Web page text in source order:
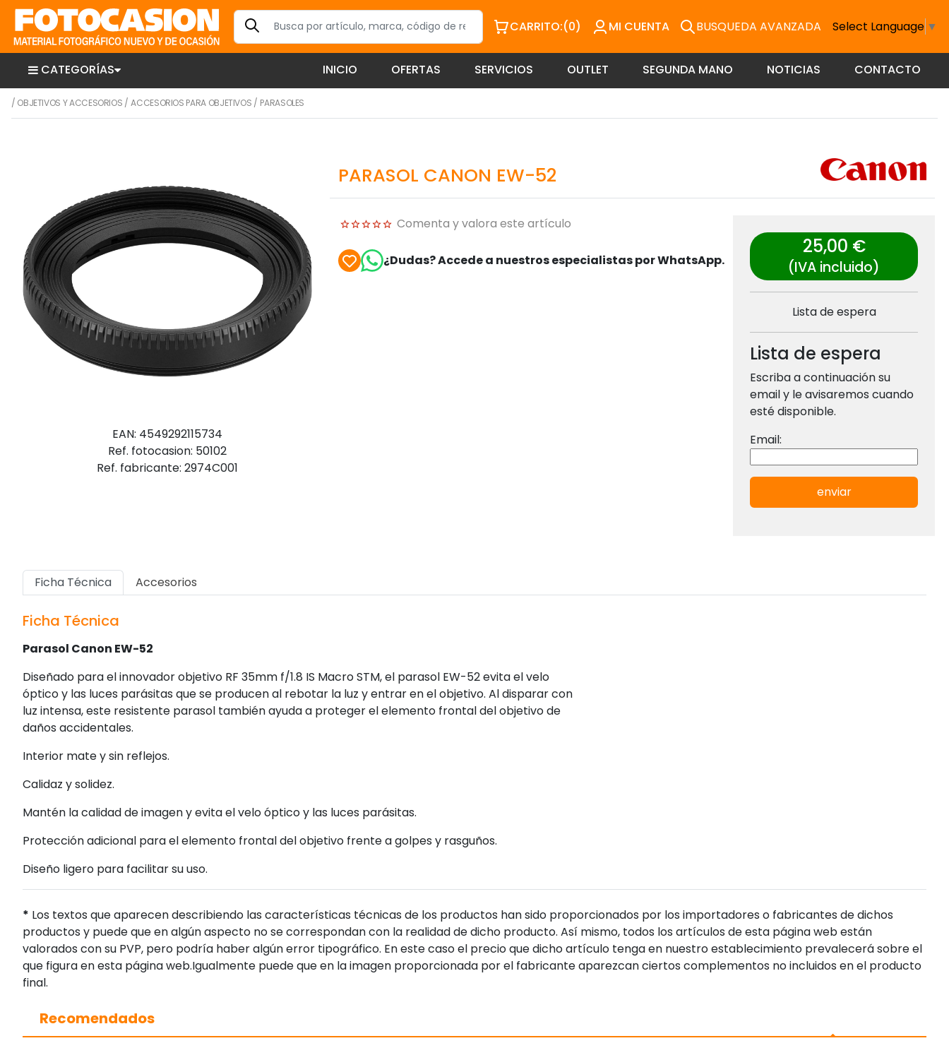
CARRITO:(0) MI CUENTA BUSQUEDA AVANZADA Select Language ▼
CATEGORÍAS INICIO OFERTAS SERVICIOS OUTLET SEGUNDA MANO NOTICIAS CONTACTO
/ OBJETIVOS Y ACCESORIOS /ACCESORIOS PARA OBJETIVOS / PARASOLES
EAN: 4549292115734
Ref. fotocasion: 50102
Ref. fabricante: 2974C001
PARASOL CANON EW-52
Comenta y valora este artículo
¿Dudas? Accede a nuestros especialistas por WhatsApp.
25,00 €
(IVA incluido)
Lista de espera
Lista de espera
Escriba a continuación su
email y le avisaremos cuando
esté disponible.
Email:
enviar
Ficha Técnica Accesorios
Ficha Técnica
Parasol Canon EW-52
Diseñado para el innovador objetivo RF 35mm f/1.8 IS Macro STM, el parasol EW-52 evita el velo
óptico y las luces parásitas que se producen al rebotar la luz y entrar en el objetivo. Al disparar con
luz intensa, este resistente parasol también ayuda a proteger el elemento frontal del objetivo de
daños accidentales.
Interior mate y sin reflejos.
Calidaz y solidez.
Mantén la calidad de imagen y evita el velo óptico y las luces parásitas.
Protección adicional para el elemento frontal del objetivo frente a golpes y rasguños.
Diseño ligero para facilitar su uso.
* Los textos que aparecen describiendo las características técnicas de los productos han sido proporcionados por los importadores o fabricantes de dichos
productos y puede que en algún aspecto no se correspondan con la realidad de dicho producto. Así mismo, todos los artículos de esta página web están
valorados con su PVP, pero podría haber algún error tipográfico. En este caso el precio que dicho artículo tenga en nuestro establecimiento prevalecerá sobre el
que figura en esta página web.Igualmente puede que en la imagen proporcionada por el fabricante aparezcan ciertos complementos no incluidos en el producto
final.
Recomendados